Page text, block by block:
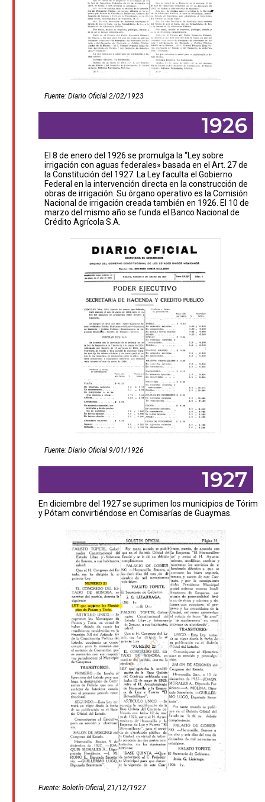
Fuente: Diario Oficial 2/02/1923
1926
El 8 de enero del 1926 se promulga la “Ley sobre
irrigación con aguas federales» basada en el Art. 27 de
la Constitución del 1927. La Ley faculta el Gobierno
Federal en la intervención directa en la construcción de
obras de irrigación. Su órgano operativo es la Comisión
Nacional de irrigación creada también en 1926. El 10 de
marzo del mismo año se funda el Banco Nacional de
Crédito Agrícola S.A.
Fuente: Diario Oficial 9/01/1926
1927
En diciembre del 1927 se suprimen los municipios de Tórim
y Pótam convirtiéndose en Comisarías de Guaymas.
Fuente: Boletín Oficial, 21/12/1927